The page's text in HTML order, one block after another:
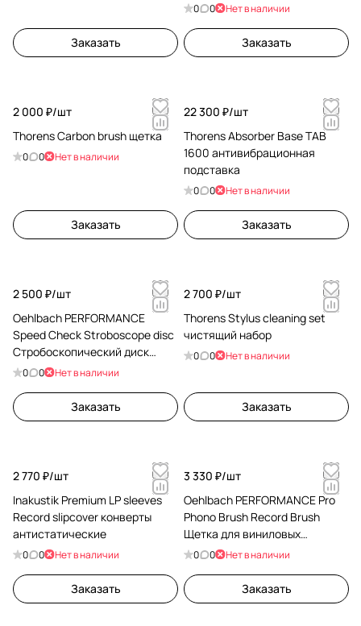
Заказать
0 0 Нет в наличии
Заказать
2 000 ₽/шт
Thorens Carbon brush щетка
0 0 Нет в наличии
Заказать
22 300 ₽/шт
Thorens Absorber Base TAB
1600 антивибрационная
подставка
0 0 Нет в наличии
Заказать
2 500 ₽/шт
Oehlbach PERFORMANCE
Speed Check Stroboscope disc
Стробоскопический диск
D1C2615
0 0 Нет в наличии
Заказать
2 700 ₽/шт
Thorens Stylus cleaning set
чистящий набор
0 0 Нет в наличии
Заказать
2 770 ₽/шт
Inakustik Premium LP sleeves
Record slipcover конверты
антистатические
0 0 Нет в наличии
Заказать
3 330 ₽/шт
Oehlbach PERFORMANCE Pro
Phono Brush Record Brush
Щетка для виниловых
пластинок D1C2614
0 0 Нет в наличии
Заказать